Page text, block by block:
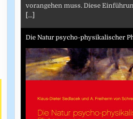
vorangehen muss. Diese
[...]
Die Natur psycho-physikalischer